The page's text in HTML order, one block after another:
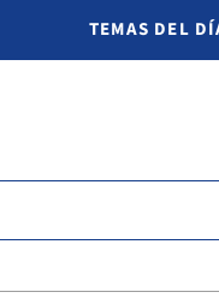
TEMAS DEL